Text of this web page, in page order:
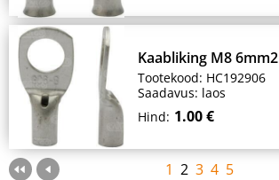
Kaabliking M8 6mm2
Tootekood: HC192906
Saadavus: laos
Hind: 1.00 €
1 2 3 4 5